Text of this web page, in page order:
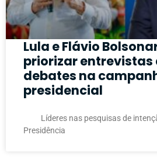
Lula e Flávio
priorizar entrevistas
debates na
presidencial
Líderes nas pesquisas de
Presidência